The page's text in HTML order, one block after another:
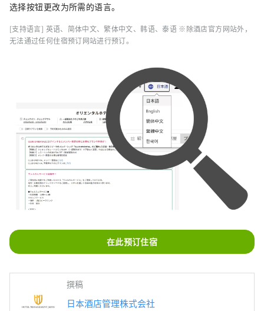
选择按钮更改为所需的语言。
[支持语言] 英语、简体中文、繁体中文、韩语、泰语 ※除酒店官方网站外，
无法通过任何住宿预订网站进行预订。
在此预订住宿
撰稿
日本酒店管理株式会社